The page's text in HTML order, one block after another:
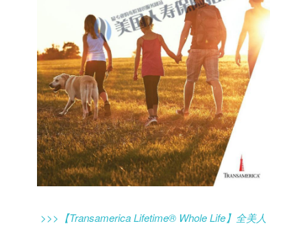
>>>【Transamerica Lifetime® Whole Life】全美人